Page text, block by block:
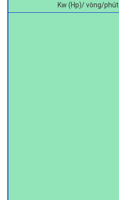
Kw (Hp)/ vòng/phút